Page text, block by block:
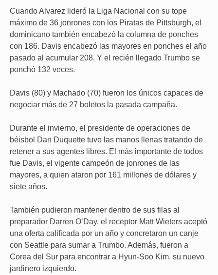
Cuando Alvarez lideró la Liga Nacional con su tope
máximo de 36 jonrones con los Piratas de Pittsburgh, el
dominicano también encabezó la columna de ponches
con 186. Davis encabezó las mayores en ponches el año
pasado al acumular 208. Y el recién llegado Trumbo se
ponchó 132 veces.
Davis (80) y Machado (70) fueron los únicos capaces de
negociar más de 27 boletos la pasada campaña.
Durante el invierno, el presidente de operaciones de
béisbol Dan Duquette tuvo las manos llenas tratando de
retener a sus agentes libres. El más importante de todos
fue Davis, el vigente campeón de jonrones de las
mayores, a quien ataron por 161 millones de dólares y
siete años.
También pudieron mantener dentro de sus filas al
preparador Darren O’Day, el receptor Matt Wieters aceptó
una oferta calificada por un año y concretaron un canje
con Seattle para sumar a Trumbo. Además, fueron a
Corea del Sur para encontrar a Hyun-Soo Kim, su nuevo
jardinero izquierdo.